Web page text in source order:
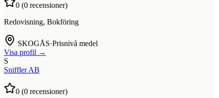
0 (0 recensioner)
Redovisning, Bokföring
SKOGÅS·Prisnivå medel
Visa profil →
S
Sniffler AB
0 (0 recensioner)